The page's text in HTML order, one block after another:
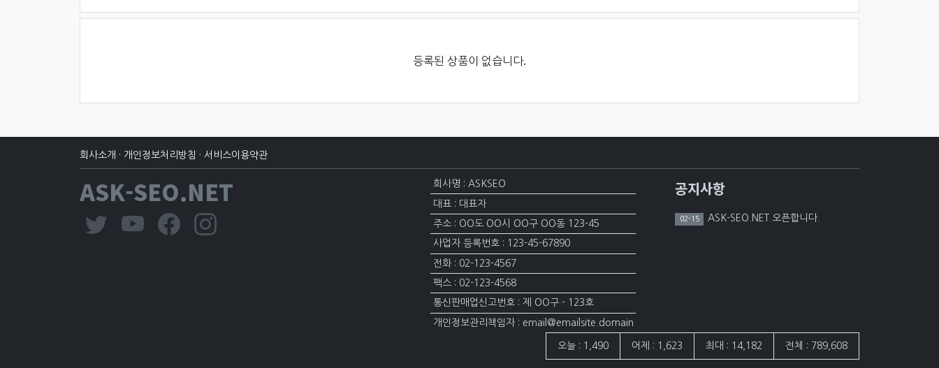
등록된 상품이 없습니다.
회사소개 · 개인정보처리방침 · 서비스이용약관
ASK-SEO.NET 회사명 : ASKSEO
대표 : 대표자
주소 : OO도 OO시 OO구 OO동 123-45
사업자 등록번호 : 123-45-67890
전화 : 02-123-4567
팩스 : 02-123-4568
통신판매업신고번호 : 제 OO구 - 123호
개인정보관리책임자 : email@emailsite.domain
공지사항
02-15 ASK-SEO.NET 오픈합니다.
접속자집계
오늘 : 1,490 어제 : 1,623 최대 : 14,182 전체 : 789,608